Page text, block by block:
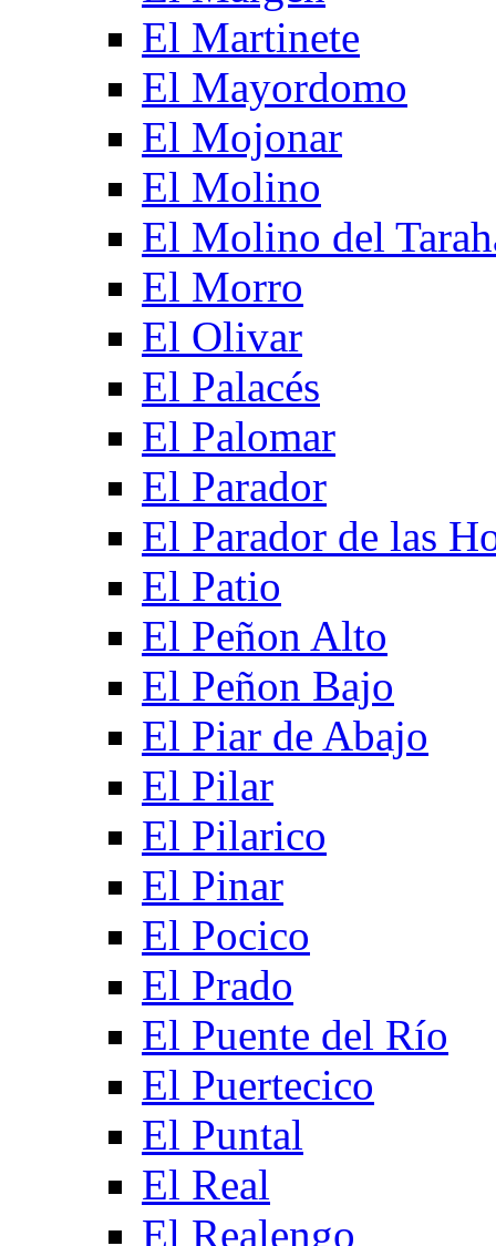
El Martinete
El Mayordomo
El Mojonar
El Molino
El Molino del
El Morro
El Olivar
El Palacés
El Palomar
El Parador
El Parador de las
El Patio
El Peñon Alto
El Peñon Bajo
El Piar de Abajo
El Pilar
El Pilarico
El Pinar
El Pocico
El Prado
El Puente del Río
El Puertecico
El Puntal
El Real
El Realengo